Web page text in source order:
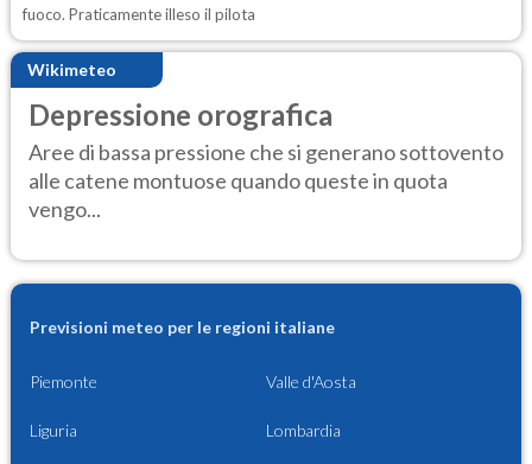
fuoco. Praticamente illeso il pilota
Wikimeteo
Depressione orografica
Aree di bassa pressione che si generano sottovento
alle catene montuose quando queste in quota
vengo...
Previsioni meteo per le regioni italiane
Piemonte Valle d'Aosta
Liguria Lombardia